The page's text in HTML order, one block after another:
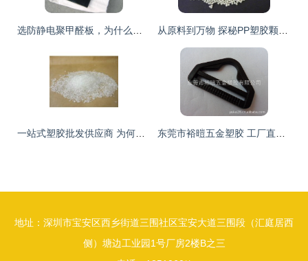
地址：深圳市宝安区西乡街道三围社区宝安大道三围段（汇庭居西
侧）塘边工业园1号厂房2楼B之三